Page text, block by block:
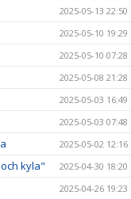
2025-05-13 22:50
2025-05-10 19:29
2025-05-10 07:28
2025-05-08 21:28
2025-05-03 16:49
2025-05-03 07:48
2025-05-02 12:16
kyla" 2025-04-30 18:20
2025-04-26 19:23